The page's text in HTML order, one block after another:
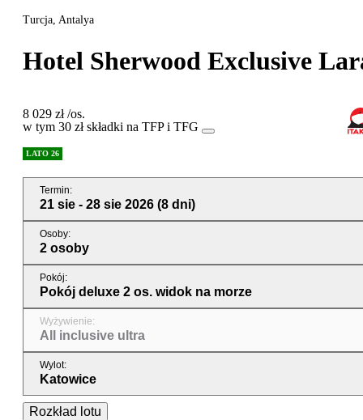
Turcja, Antalya
Hotel Sherwood Exclusive
8 029 zł/os.
w tym 30 zł składki na TFP i TFG
LATO 26
Termin:
21 sie - 28 sie 2026 (8 dni)
Osoby:
2 osoby
Pokój:
Pokój deluxe 2 os. widok na morze
Wyżywienie:
All inclusive ultra
Wylot:
Katowice
Rozkład lotu